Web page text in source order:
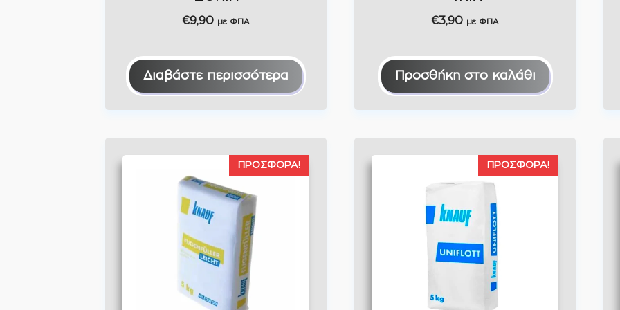
€9,90 με ΦΠΑ
Διαβάστε περισσότερα
€3,90 με ΦΠΑ
Προσθήκη στο καλάθι
ΠΡΟΣΦΟΡΆ! ΠΡΟΣΦΟΡΆ!